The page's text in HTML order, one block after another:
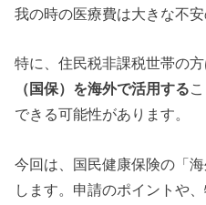
我の時の医療費は大きな不安
特に、住民税非課税世帯の方
（国保）を海外で活用する
できる可能性があります。
今回は、国民健康保険の「
します。申請のポイントや